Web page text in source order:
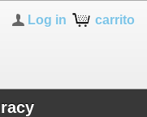
carrito
Log in